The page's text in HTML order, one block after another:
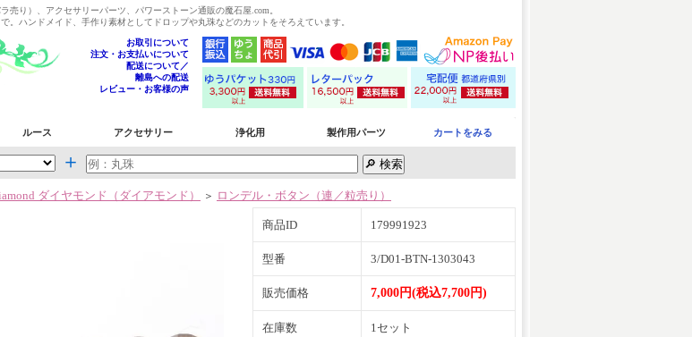
売り）、アクセサリーパーツ、パワーストーン通販の魔石屋.com。
。ハンドメイド、手作り素材としてドロップや丸珠などのカットをそろえています。
お取引について
注文・お支払いについて
配送について／
離島への配送
レビュー・お客様の声
ルース アクセサリー 浄化用 製作用パーツ カートをみる
＋
ダイヤモンド（ダイアモンド） ＞ ロンデル・ボタン（連／粒売り）
商品ID 179991923
型番 3/D01-BTN-1303043
販売価格 7,000円(税込7,700円)
在庫数 1セット